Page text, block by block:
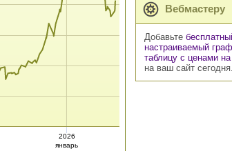
2026
январь
Вебмастеру
Добавьте
настраиваемый
таблицу с ценами на
на ваш сайт сегодня.